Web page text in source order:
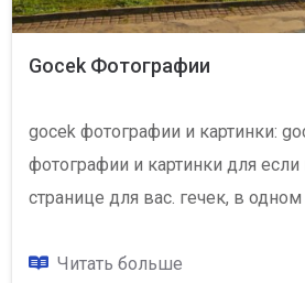
Gocek Фотографии
gocek фотографии и картинки:
фотографии и картинки для
странице для вас. гечек, в
Читать больше